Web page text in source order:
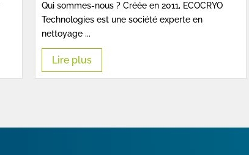
Qui sommes-nous ? Créée en 2011, ECOCRYO
Technologies est une société experte en
nettoyage ...
Lire plus